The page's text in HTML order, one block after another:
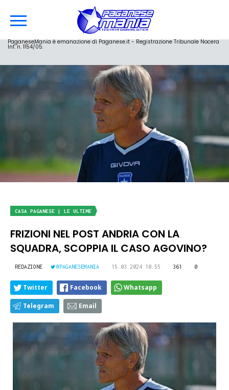
PaganeseMania è emanazione di Paganese.it - Registrazione Tribunale Nocera
Inf. n. 1154/05.
CASA PAGANESE | LE ULTIME
FRIZIONI NEL POST ANDRIA CON LA
SQUADRA, SCOPPIA IL CASO AGOVINO?
REDAZIONE @PAGANESEMANIA 15.03.2024 10:55 361 0
Twitter Facebook Whatsapp
Telegram Email